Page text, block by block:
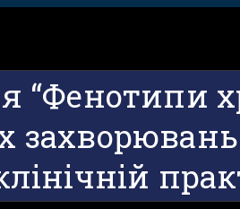
“Фенотипи
захворювань